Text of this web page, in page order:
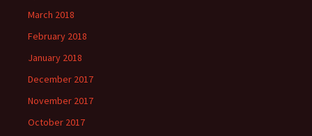
March 2018
February 2018
January 2018
December 2017
November 2017
October 2017